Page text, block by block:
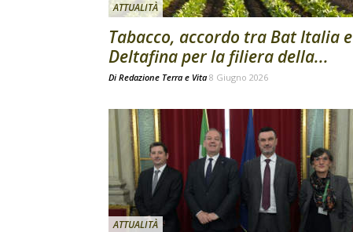
ATTUALITÀ
Tabacco, accordo tra Bat Italia e
Deltafina per la filiera della...
Di Redazione Terra e Vita 8 Giugno 2026
ATTUALITÀ